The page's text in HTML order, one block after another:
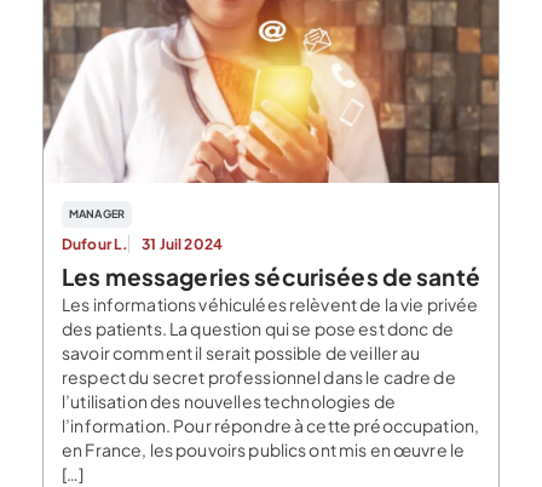
MANAGER
Dufour L. 31 Juil 2024
Les messageries sécurisées de santé
Les informations véhiculées relèvent de la vie privée
des patients. La question qui se pose est donc de
savoir comment il serait possible de veiller au
respect du secret professionnel dans le cadre de
l’utilisation des nouvelles technologies de
l’information. Pour répondre à cette préoccupation,
en France, les pouvoirs publics ont mis en œuvre le
[…]